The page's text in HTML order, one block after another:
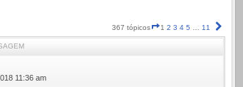
367 tópicos Página
1
1 2 3 4 5 11
11:36 am